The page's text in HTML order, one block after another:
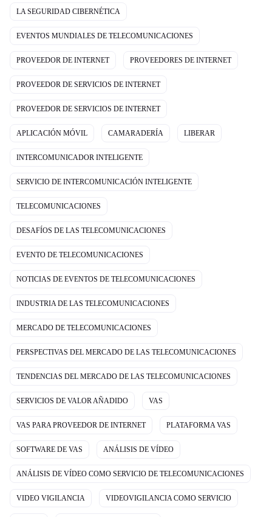
LA SEGURIDAD CIBERNÉTICA
EVENTOS MUNDIALES DE TELECOMUNICACIONES
PROVEEDOR DE INTERNET PROVEEDORES DE INTERNET
PROVEEDOR DE SERVICIOS DE INTERNET
PROVEEDOR DE SERVICIOS DE INTERNET
APLICACIÓN MÓVIL CAMARADERÍA LIBERAR
INTERCOMUNICADOR INTELIGENTE
SERVICIO DE INTERCOMUNICACIÓN INTELIGENTE
TELECOMUNICACIONES
DESAFÍOS DE LAS TELECOMUNICACIONES
EVENTO DE TELECOMUNICACIONES
NOTICIAS DE EVENTOS DE TELECOMUNICACIONES
INDUSTRIA DE LAS TELECOMUNICACIONES
MERCADO DE TELECOMUNICACIONES
PERSPECTIVAS DEL MERCADO DE LAS TELECOMUNICACIONES
TENDENCIAS DEL MERCADO DE LAS TELECOMUNICACIONES
SERVICIOS DE VALOR AÑADIDO VAS
VAS PARA PROVEEDOR DE INTERNET PLATAFORMA VAS
SOFTWARE DE VAS ANÁLISIS DE VÍDEO
ANÁLISIS DE VÍDEO COMO SERVICIO DE TELECOMUNICACIONES
VIDEO VIGILANCIA VIDEOVIGILANCIA COMO SERVICIO